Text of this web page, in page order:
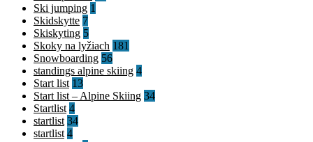
Ski jumping 1
Skidskytte 7
Skiskyting 5
Skoky na lyžiach 181
Snowboarding 56
standings alpine skiing 4
Start list 13
Start list – Alpine Skiing 34
Startlist 4
startlist 34
startlist 4